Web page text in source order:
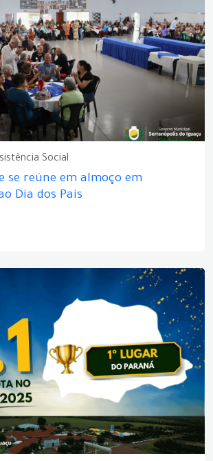
Social
se reúne em almoço em
Dia dos Pais